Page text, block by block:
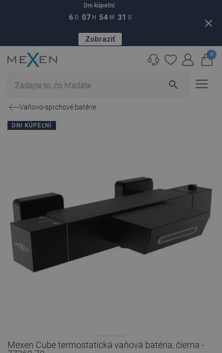
Dni kúpeľní:
6 D 07 H 54 M 30 S
Zobraziť
close
search
0
Vaňovo-sprchové batérie
DNI KÚPEĽNÍ
Mexen Cube termostatická vaňová batéria, čierna -